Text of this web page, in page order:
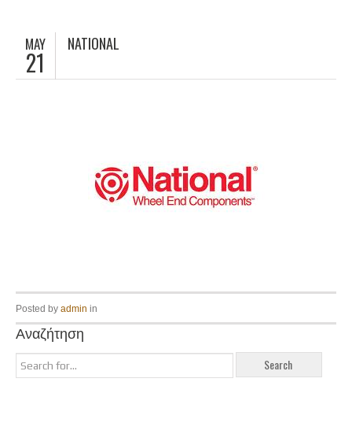
MAY
21
NATIONAL
Posted by admin in
Αναζήτηση